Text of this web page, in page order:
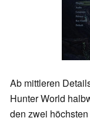
Ab mittleren
Hunter World
den zwei